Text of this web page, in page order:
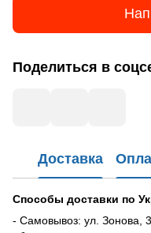
Поделиться в
Доставка
Способы доставки по
- Самовывоз: ул. Зонова,